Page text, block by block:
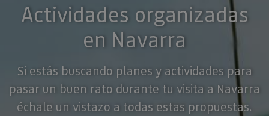
Actividades organizadas
en Navarra
Si estás buscando planes y actividades para
pasar un buen rato durante tu visita a Navarra
échale un vistazo a todas estas propuestas.